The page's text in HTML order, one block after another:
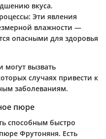
вкуса.
Эти явления
влажности —
опасными для здоровья
могут вызвать
случаях привести к
заболеваниям.
пюре
способным быстро
Фрутоняня. Есть